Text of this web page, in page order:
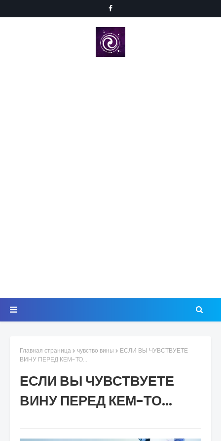
Главная страница чувство вины
ЕСЛИ ВЫ ЧУВСТВУЕТЕ
ВИНУ ПЕРЕД КЕМ-ТО...
ЕСЛИ ВЫ ЧУВСТВУЕТЕ
ВИНУ ПЕРЕД КЕМ-ТО...